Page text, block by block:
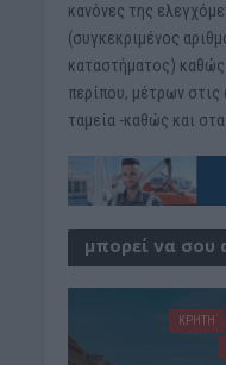
κανόνες της
(συγκεκριμένος
καταστήματος)
περίπου, μέτρων
ταμεία -καθώς και
μπορεί να σου
ΚΡΗΤΗ